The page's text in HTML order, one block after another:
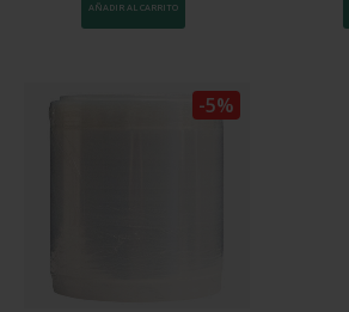
AÑADIR AL CARRITO
-5%